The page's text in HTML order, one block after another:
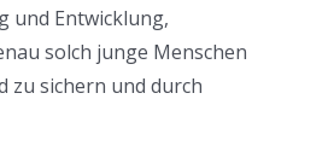
und Entwicklung,
solch junge Menschen
zu sichern und durch